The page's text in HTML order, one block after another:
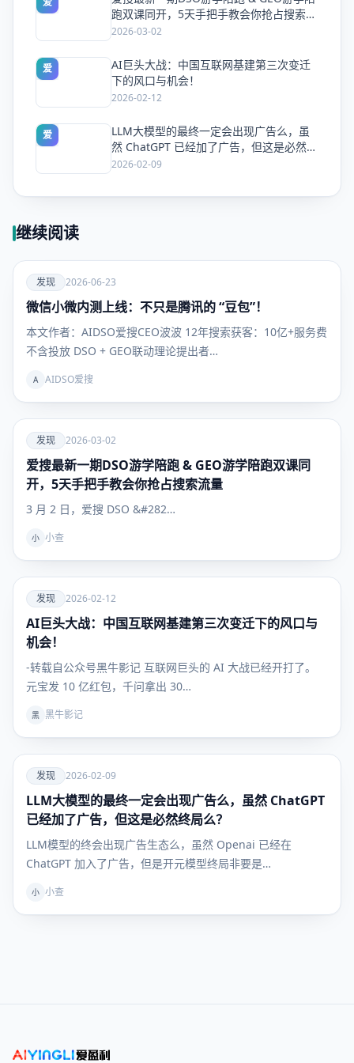
跑双课同开，5天手把手教会你抢占搜索流
量
2026-03-02
爱
AI巨头大战：中国互联网基建第三次变迁
下的风口与机会！
2026-02-12
爱
LLM大模型的最终一定会出现广告么，虽
然 ChatGPT 已经加了广告，但这是必然终
局么？
2026-02-09
继续阅读
爱
发现
发现 2026-06-23
微信小微内测上线：不只是腾讯的 “豆包”！
本文作者：AIDSO爱搜CEO波波 12年搜索获客：10亿+服务费
不含投放 DSO + GEO联动理论提出者…
A AIDSO爱搜
爱
发现
发现 2026-03-02
爱搜最新一期DSO游学陪跑 & GEO游学陪跑双课同
开，5天手把手教会你抢占搜索流量
3 月 2 日，爱搜 DSO &#282…
小 小查
爱
发现
发现 2026-02-12
AI巨头大战：中国互联网基建第三次变迁下的风口与
机会！
-转载自公众号黑牛影记 互联网巨头的 AI 大战已经开打了。
元宝发 10 亿红包，千问拿出 30…
黑 黑牛影记
爱
发现
发现 2026-02-09
LLM大模型的最终一定会出现广告么，虽然 ChatGPT
已经加了广告，但这是必然终局么？
LLM模型的终会出现广告生态么，虽然 Openai 已经在
ChatGPT 加入了广告，但是开元模型终局非要是…
小 小查